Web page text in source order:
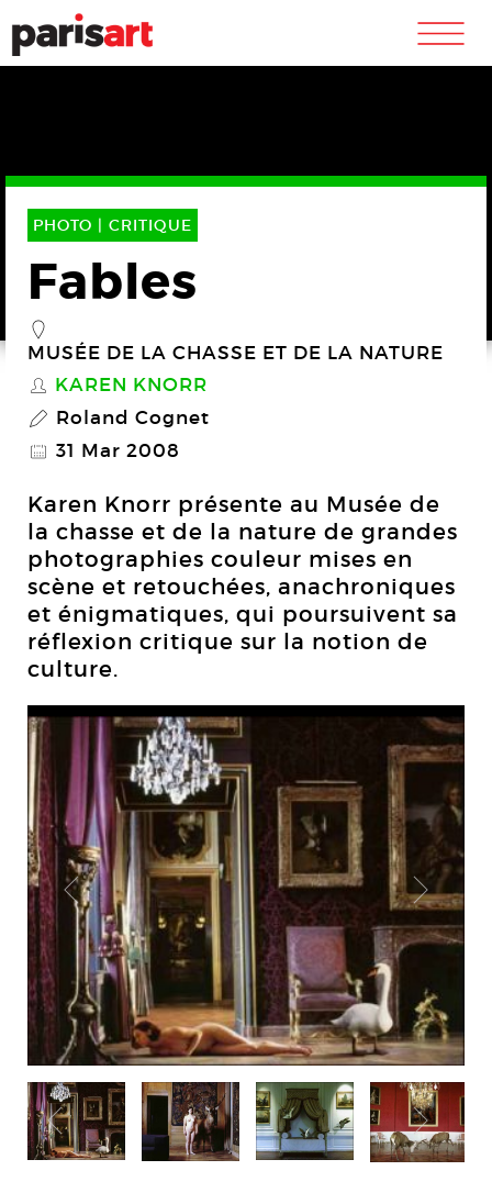
m
PHOTO | CRITIQUE
Fables
_
MUSÉE DE LA CHASSE ET DE LA NATURE
S KAREN KNORR
P Roland Cognet
@ 31 Mar 2008
Karen Knorr présente au Musée de
la chasse et de la nature de grandes
photographies couleur mises en
scène et retouchées, anachroniques
et énigmatiques, qui poursuivent sa
réflexion critique sur la notion de
culture.